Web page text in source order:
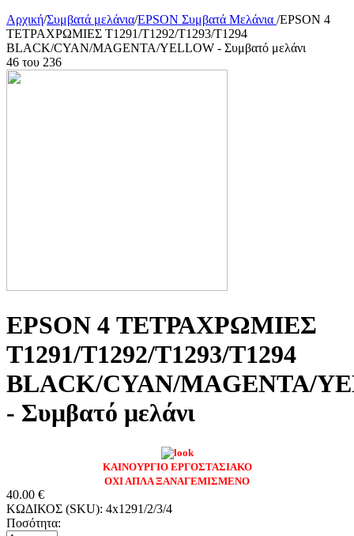
Αρχική/Συμβατά μελάνια/EPSON Συμβατά Μελάνια /EPSON 4
ΤΕΤΡΑΧΡΩΜΙΕΣ T1291/T1292/T1293/T1294
BLACK/CYAN/MAGENTA/YELLOW - Συμβατό μελάνι
46 του 236
EPSON 4 ΤΕΤΡΑΧΡΩΜΙΕΣ
T1291/T1292/T1293/T1294
BLACK/CYAN/MAGENTA/
- Συμβατό μελάνι
ΚΑΙΝΟΥΡΓΙΟ ΕΡΓΟΣΤΑΣΙΑΚΟ
ΟΧΙ ΑΠΛΑ ΞΑΝΑΓΕΜΙΣΜΕΝΟ
40.00 €
ΚΩΔΙΚΟΣ (SKU): 4x1291/2/3/4
Ποσότητα: